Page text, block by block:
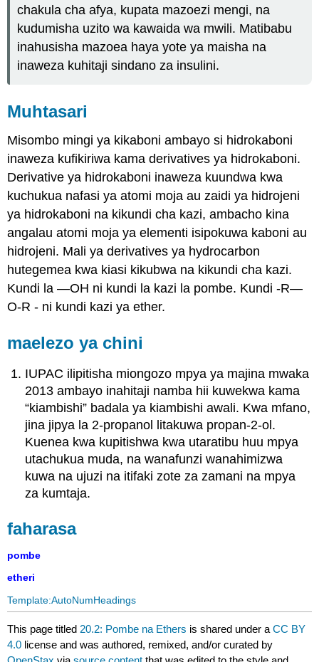
chakula cha afya, kupata mazoezi mengi, na
kudumisha uzito wa kawaida wa mwili. Matibabu
inahusisha mazoea haya yote ya maisha na
inaweza kuhitaji sindano za insulini.
Muhtasari
Misombo mingi ya kikaboni ambayo si hidrokaboni
inaweza kufikiriwa kama derivatives ya hidrokaboni.
Derivative ya hidrokaboni inaweza kuundwa kwa
kuchukua nafasi ya atomi moja au zaidi ya hidrojeni
ya hidrokaboni na kikundi cha kazi, ambacho kina
angalau atomi moja ya elementi isipokuwa kaboni au
hidrojeni. Mali ya derivatives ya hydrocarbon
hutegemea kwa kiasi kikubwa na kikundi cha kazi.
Kundi la —OH ni kundi la kazi la pombe. Kundi -R—
O-R - ni kundi kazi ya ether.
maelezo ya chini
IUPAC ilipitisha miongozo mpya ya majina mwaka
2013 ambayo inahitaji namba hii kuwekwa kama
“kiambishi” badala ya kiambishi awali. Kwa mfano,
jina jipya la 2-propanol litakuwa propan-2-ol.
Kuenea kwa kupitishwa kwa utaratibu huu mpya
utachukua muda, na wanafunzi wanahimizwa
kuwa na ujuzi na itifaki zote za zamani na mpya
za kumtaja.
faharasa
pombe
etheri
Template:AutoNumHeadings
This page titled 20.2: Pombe na Ethers is shared under aCC BY
4.0 license and was authored, remixed, and/or curated by